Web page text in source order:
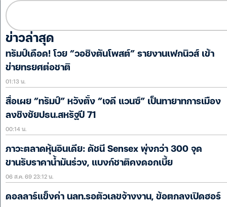
ข่าวล่าสุด
ทรัมป์เดือด! โวย “วอชิงตันโพสต์” รายงานเฟกนิวส์ เข้า
ข่ายทรยศต่อชาติ
01:13 น.
สื่อเผย “ทรัมป์” หวังตั้ง “เจดี แวนซ์” เป็นทายาทการเมือง
ลงชิงชัยปธน.สหรัฐปี 71
00:14 น.
ภาวะตลาดหุ้นอินเดีย: ดัชนี Sensex พุ่งกว่า 300 จุด
ขานรับราคาน้ำมันร่วง, แบงก์ชาติคงดอกเบี้ย
06 ส.ค. 69 23:12 น.
ดอลลาร์แข็งค่า นลท.รอตัวเลขจ้างงาน, ข้อตกลงเปิดฮอร์